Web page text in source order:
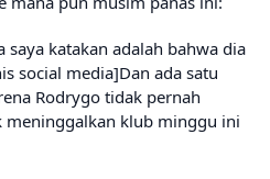
saya katakan adalah bahwa dia
social media]Dan ada satu
Rodrygo tidak pernah
meninggalkan klub minggu ini